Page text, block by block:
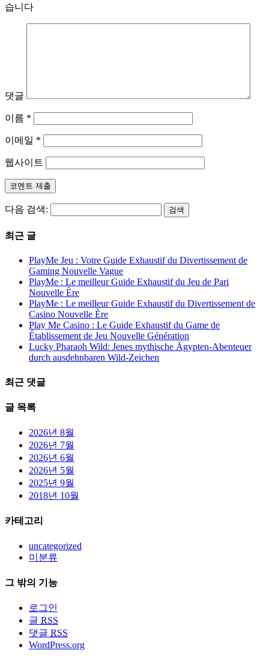
습니다
댓글
이름 *
이메일 *
웹사이트
다음 검색:
최근 글
PlayMe Jeu : Votre Guide Exhaustif du Divertissement de
Gaming Nouvelle Vague
PlayMe : Le meilleur Guide Exhaustif du Jeu de Pari
Nouvelle Ère
PlayMe : Le meilleur Guide Exhaustif du Divertissement de
Casino Nouvelle Ère
Play Me Casino : Le Guide Exhaustif du Game de
Établissement de Jeu Nouvelle Génération
Lucky Pharaoh Wild: Jenes mythische Ägypten-Abenteuer
durch ausdehnbaren Wild-Zeichen
최근 댓글
글 목록
2026년 8월
2026년 7월
2026년 6월
2026년 5월
2025년 9월
2018년 10월
카테고리
uncategorized
미분류
그 밖의 기능
로그인
글 RSS
댓글 RSS
WordPress.org